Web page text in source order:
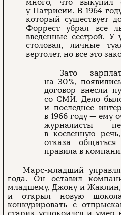
у Патрисии. В 1964
который существует
Форрест убрал все
введенные сестрой.
столовая, личные
вертолет, но все это
Зато
на 30 %,
договор внесли
со СМИ. Дело
и последнее
в 1966 году — ему
журналисты
в косвенную
отказа
правила в
Марс-младший
года. Он оставил
младшему, Джону и Жаклин,
и открыл новую
конкурировать с